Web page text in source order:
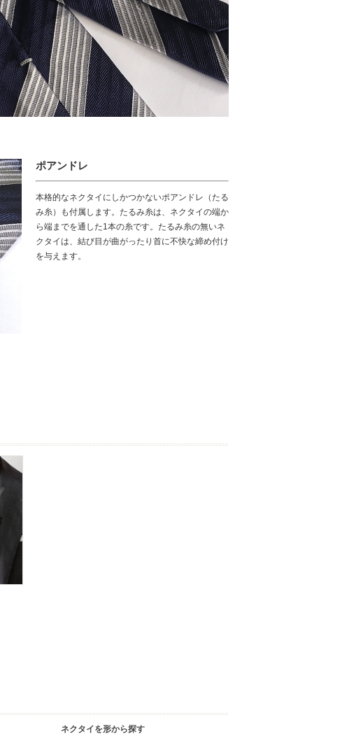
ポアンドレ
本格的なネクタイにしかつかないポアンドレ（たる
み糸）も付属します。たるみ糸は、ネクタイの端か
ら端までを通した1本の糸です。たるみ糸の無いネ
クタイは、結び目が曲がったり首に不快な締め付け
を与えます。
ネクタイを形から探す